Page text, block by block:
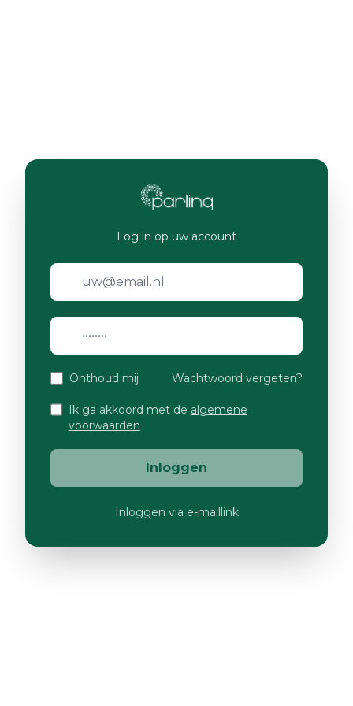
Log in op uw account
Onthoud mij Wachtwoord vergeten?
Ik ga akkoord met de algemene
voorwaarden
Inloggen
Inloggen via e-maillink